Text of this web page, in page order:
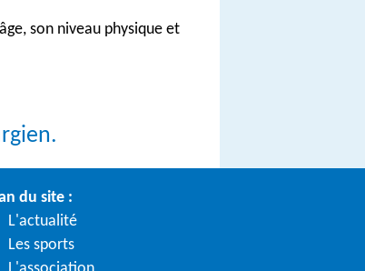
son niveau physique et
du site :
L'actualité
Les sports